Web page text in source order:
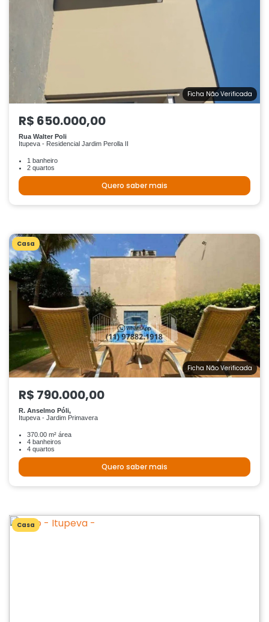
Ficha Não Verificada
R$ 650.000,00
Rua Walter Poli
Itupeva - Residencial Jardim Perolla II
1 banheiro
2 quartos
Quero saber mais
Casa
Ficha Não Verificada
R$ 790.000,00
R. Anselmo Póli,
Itupeva - Jardim Primavera
370.00 m² área
4 banheiros
4 quartos
Quero saber mais
Casa